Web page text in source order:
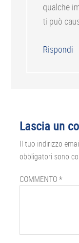
qualche
ti può
Rispondi
Lascia un
Il tuo indirizzo
obbligatori sono
COMMENTO*